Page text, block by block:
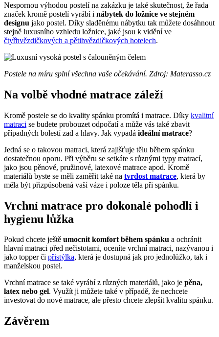
Nespornou výhodou postelí na zakázku je také skutečnost, že řada
značek kromě postelí vyrábí i nábytek do ložnice ve stejném
designu jako postel. Díky sladěnému nábytku tak můžete dosáhnout
stejně luxusního vzhledu ložnice, jaké jsou k vidění ve
čtyřhvězdičkových a pětihvězdičkových hotelech.
Postele na míru splní všechna vaše očekávání. Zdroj: Materasso.cz
Na volbě vhodné matrace záleží
Kromě postele se do kvality spánku promítá i matrace. Díky kvalitní
matraci se budete probouzet odpočatí a může vás také zbavit
případných bolestí zad a hlavy. Jak vypadá ideální matrace?
Jedná se o takovou matraci, která zajišťuje tělu během spánku
dostatečnou oporu. Při výběru se setkáte s různými typy matrací,
jako jsou pěnové, pružinové, latexové matrace apod. Kromě
materiálů byste se měli zaměřit také na tvrdost matrace, která by
měla být přizpůsobená vaší váze i poloze těla při spánku.
Vrchní matrace pro dokonalé pohodlí i
hygienu lůžka
Pokud chcete ještě umocnit komfort během spánku a ochránit
hlavní matraci před nečistotami, oceníte vrchní matraci, nazývanou i
jako topper či přistýlka, která je dostupná jak pro jednolůžko, tak i
manželskou postel.
Vrchní matrace se také vyrábí z různých materiálů, jako je pěna,
latex nebo gel. Využít ji můžete také v případě, že nechcete
investovat do nové matrace, ale přesto chcete zlepšit kvalitu spánku.
Závěrem